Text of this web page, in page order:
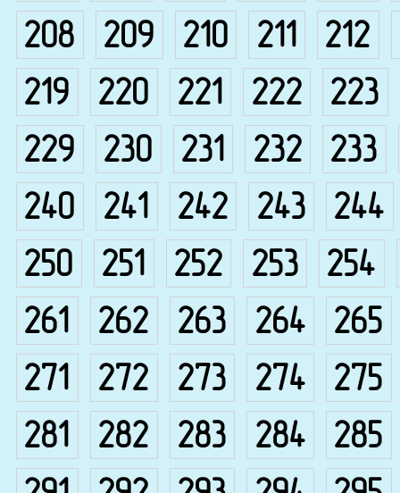
208
209 210 211 212
219
220 221 222
223
229
230 231 232
233
240
241 242 243
244
250
251 252 253
254
261
262 263 264
265
271
272 273 274
275
281
282 283 284
285